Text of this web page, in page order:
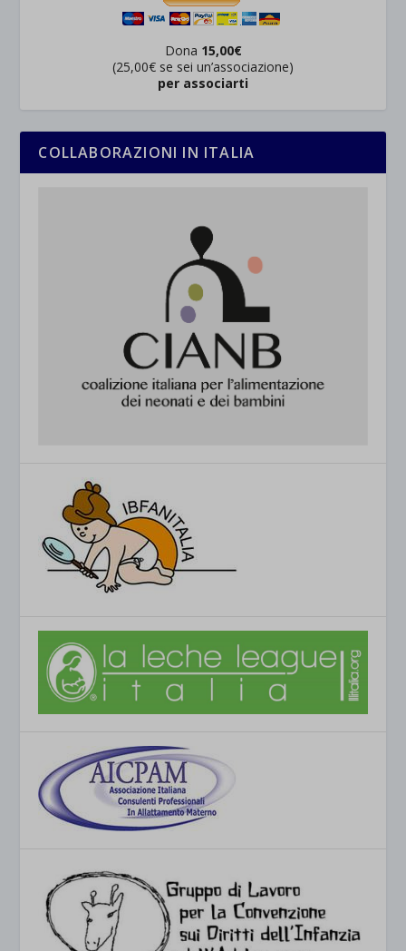
Dona 15,00€
(25,00€ se sei un’associazione)
per associarti
COLLABORAZIONI IN ITALIA